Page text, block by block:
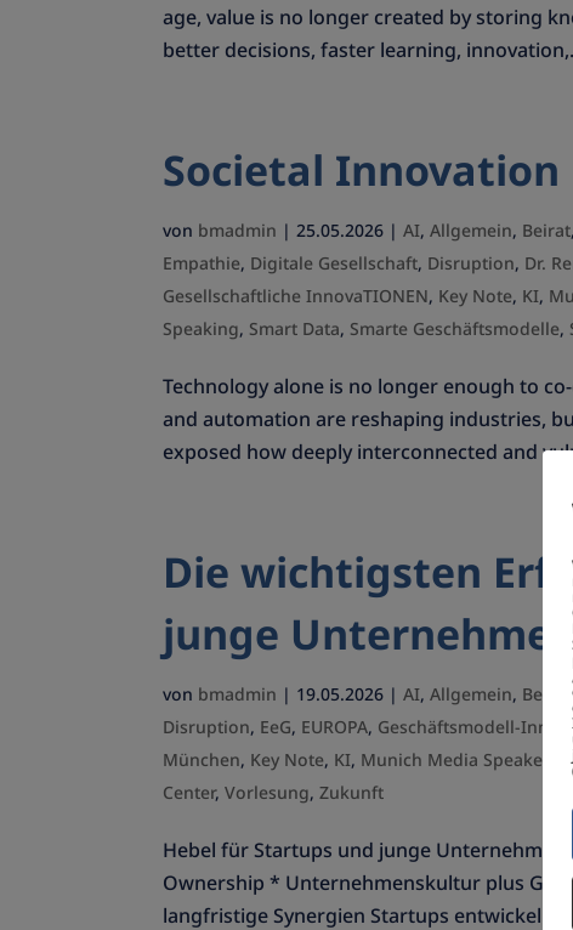
age, value is no longer created by storing
better decisions, faster learning,
Societal
von bmadmin |25.05.2026 |AI,Allgemein, Beirat,
Empathie, Digitale Gesellschaft, Disruption, Dr.
Gesellschaftliche InnovaTIONEN, Key Note, KI,
Speaking, Smart Data, Smarte Geschäftsmodelle,
Technology alone is no longer enough to
and automation are reshaping industries,
exposed how deeply interconnected and
Die wichtigsten
junge
von bmadmin | 19.05.2026 |AI,Allgemein, Beirat
Disruption, EeG, EUROPA, Geschäftsmodell-
München, Key Note, KI, Munich Media Speakers
Center,Vorlesung,Zukunft
Hebel für Startups und junge
Ownership * Unternehmenskultur plus
langfristige Synergien Startups entwickeln